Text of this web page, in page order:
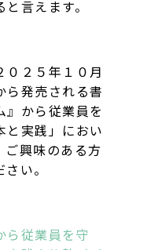
言えます。
０２５年１０月
ら発売される書
から従業員を
実践」におい
ご興味のある方
い。
ら従業員を守